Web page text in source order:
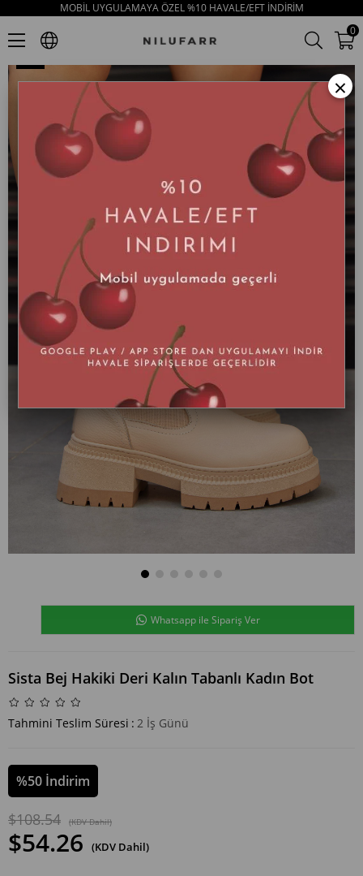
MOBİL UYGULAMAYA ÖZEL %10 HAVALE/EFT İNDİRİM
0
Sista Bej Hakiki Deri Kalın Tabanlı Kadın Bot
Whatsapp ile Sipariş Ver
Sista Bej Hakiki Deri Kalın Tabanlı Kadın Bot
Tahmini Teslim Süresi : 2 İş Günü
%50 İndirim
$108.54 (KDV Dahil)
$54.26 (KDV Dahil)
×